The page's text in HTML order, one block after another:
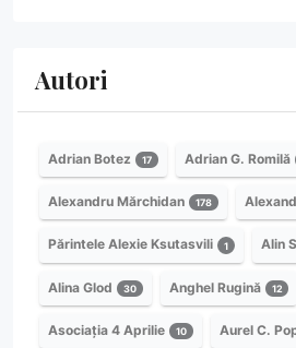
Autori
Adrian Botez 17 Adrian G. Romilă
Alexandru Mărchidan 178
Părintele Alexie Ksutasvili 1 Alin
Alina Glod 30 Anghel Rugină 12
Asociația 4 Aprilie 10 Aurel C.